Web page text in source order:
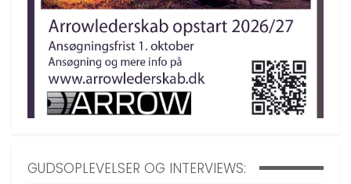
GUDSOPLEVELSER OG INTERVIEWS: